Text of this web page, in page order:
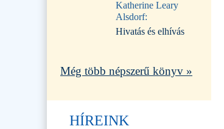
Katherine Leary
Alsdorf:
Hivatás és elhívás
Még több népszerű könyv »
HÍREINK